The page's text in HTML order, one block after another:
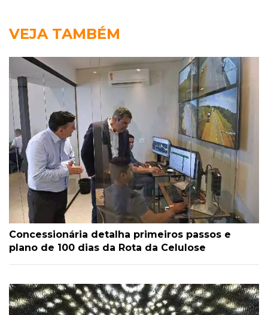
VEJA TAMBÉM
Concessionária detalha primeiros passos e
plano de 100 dias da Rota da Celulose